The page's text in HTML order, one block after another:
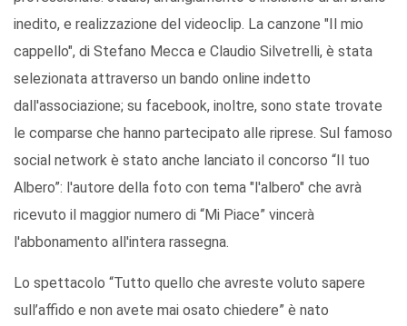
inedito, e realizzazione del videoclip. La canzone "Il mio
cappello", di Stefano Mecca e Claudio Silvetrelli, è stata
selezionata attraverso un bando online indetto
dall'associazione; su facebook, inoltre, sono state trovate
le comparse che hanno partecipato alle riprese. Sul famoso
social network è stato anche lanciato il concorso “Il tuo
Albero”: l'autore della foto con tema "l'albero" che avrà
ricevuto il maggior numero di “Mi Piace” vincerà
l'abbonamento all'intera rassegna.
Lo spettacolo “Tutto quello che avreste voluto sapere
sull’affido e non avete mai osato chiedere” è nato